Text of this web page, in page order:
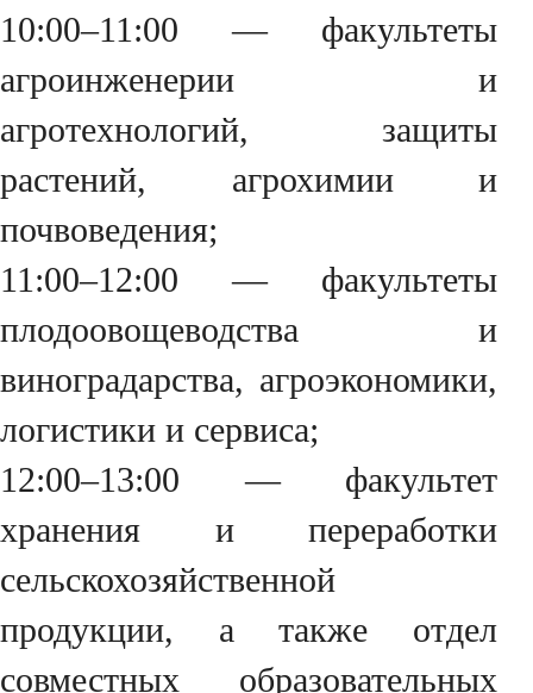
10:00–11:00 — факультеты
агроинженерии и
агротехнологий, защиты
растений, агрохимии и
почвоведения;
11:00–12:00 — факультеты
плодоовощеводства и
виноградарства, агроэкономики,
логистики и сервиса;
12:00–13:00 — факультет
хранения и переработки
сельскохозяйственной
продукции, а также отдел
совместных образовательных